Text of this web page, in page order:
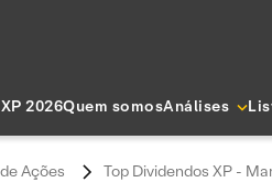
2026Quem somosAnálises
Ações Top Dividendos XP -